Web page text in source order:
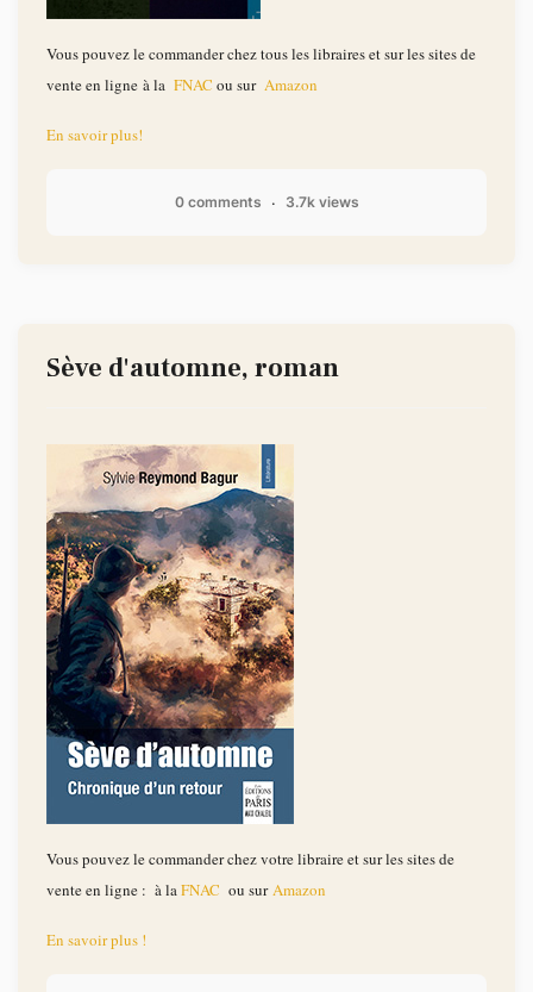
Vous pouvez le commander chez tous les libraires et sur les sites de
vente en ligne à la FNAC ou sur Amazon
En savoir plus!
0 comments 3.7k views
Sève d'automne, roman
Vous pouvez le commander chez votre libraire et sur les sites de
vente en ligne : à laFNAC ou surAmazon
En savoir plus !